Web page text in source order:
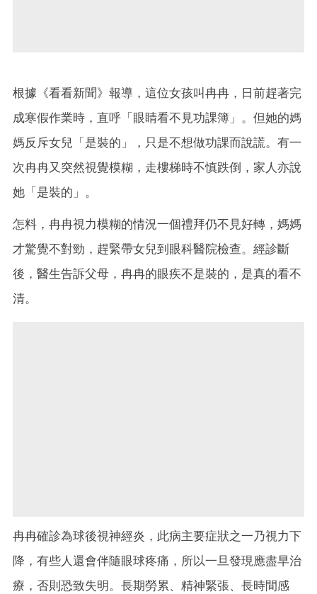
根據《看看新聞》報導，這位女孩叫冉冉，日前趕著完
成寒假作業時，直呼「眼睛看不見功課簿」。但她的媽
媽反斥女兒「是裝的」，只是不想做功課而說謊。有一
次冉冉又突然視覺模糊，走樓梯時不慎跌倒，家人亦說
她「是裝的」。
怎料，冉冉視力模糊的情況一個禮拜仍不見好轉，媽媽
才驚覺不對勁，趕緊帶女兒到眼科醫院檢查。經診斷
後，醫生告訴父母，冉冉的眼疾不是裝的，是真的看不
清。
冉冉確診為球後視神經炎，此病主要症狀之一乃視力下
降，有些人還會伴隨眼球疼痛，所以一旦發現應盡早治
療，否則恐致失明。長期勞累、精神緊張、長時間感